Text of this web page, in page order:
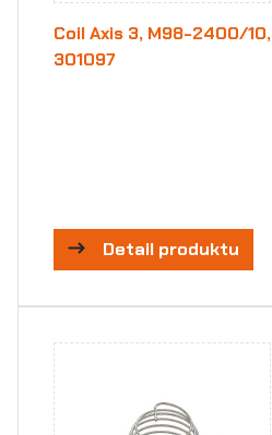
Coil Axis 3, M98-2400/10,
301097
Detail produktu